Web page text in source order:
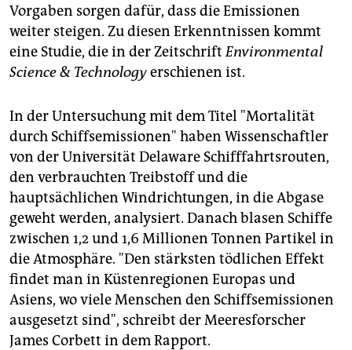
Vorgaben sorgen dafür, dass die Emissionen
weiter steigen. Zu diesen Erkenntnissen kommt
eine Studie, die in der ZeitschriftEnvironmental
Science & Technologyerschienen ist.
In der Untersuchung mit dem Titel "Mortalität
durch Schiffsemissionen" haben Wissenschaftler
von der Universität Delaware Schifffahrtsrouten,
den verbrauchten Treibstoff und die
hauptsächlichen Windrichtungen, in die Abgase
geweht werden, analysiert. Danach blasen Schiffe
zwischen 1,2 und 1,6 Millionen Tonnen Partikel in
die Atmosphäre. "Den stärksten tödlichen Effekt
findet man in Küstenregionen Europas und
Asiens, wo viele Menschen den Schiffsemissionen
ausgesetzt sind", schreibt der Meeresforscher
James Corbett in dem Rapport.